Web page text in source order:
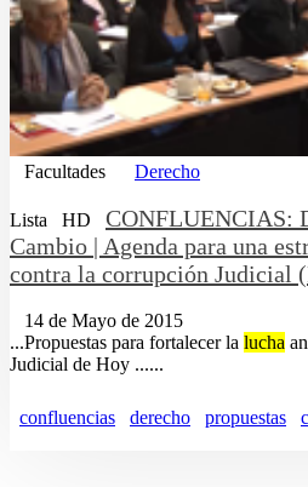
Facultades Derecho
Lista HD
CONFLUENCIAS:
Cambio | Agenda para una
contra la corrupción Judicial
14 de Mayo de 2015
...Propuestas para fortalecer la lucha
Judicial de Hoy ......
confluencias derecho propuestas